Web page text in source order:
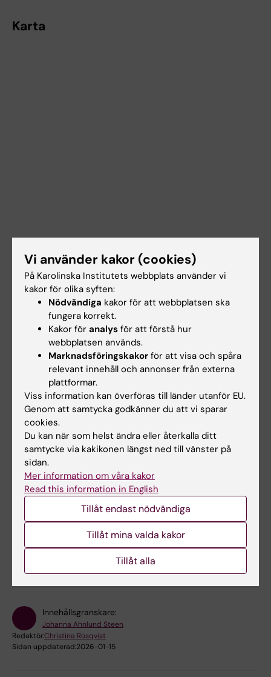
Karta
Dokument
Länkar
Lokalbokning för medarbetare
Bokningsbara lokaler på campus Flemingsberg
E-möten
Hade du nytta av informationen på denna sida?
Innehållsgranskare:
Johanna Ahnlund Steen
Redaktör:Christina Rosqvist
Sidan uppdaterad:2026-01-15
Vi använder kakor (cookies)
På Karolinska Institutets webbplats använder vi
kakor för olika syften:
Nödvändiga kakor för att webbplatsen ska
fungera korrekt.
Kakor för analys för att förstå hur
webbplatsen används.
Marknadsföringskakor för att visa och spåra
relevant innehåll och annonser från externa
plattformar.
Viss information kan överföras till länder utanför EU.
Genom att samtycka godkänner du att vi sparar
cookies.
Du kan när som helst ändra eller återkalla ditt
samtycke via kakikonen längst ned till vänster på
sidan.
Mer information om våra kakor
Read this information in English
Tillåt endast nödvändiga
Tillåt mina valda kakor
Tillåt alla